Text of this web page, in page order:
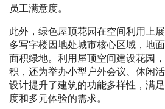
员工满意度。
此外，绿色屋顶花园在空间利用上
多写字楼因地处城市核心区域，地
面积绿地。利用屋顶空间建设花园
积，还为举办小型户外会议、休闲
设计提升了建筑的功能多样性，满
度和多元体验的需求。